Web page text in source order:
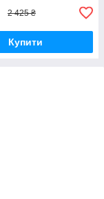
2 425 ₴
Купити